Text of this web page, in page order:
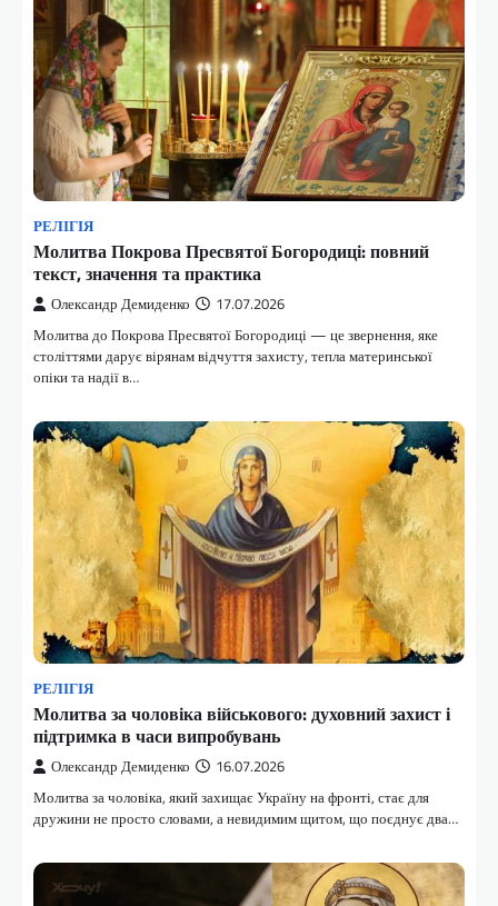
РЕЛІГІЯ
Молитва Покрова Пресвятої Богородиці: повний
текст, значення та практика
Олександр Демиденко 17.07.2026
Молитва до Покрова Пресвятої Богородиці — це звернення, яке
століттями дарує вірянам відчуття захисту, тепла материнської
опіки та надії в…
РЕЛІГІЯ
Молитва за чоловіка військового: духовний захист і
підтримка в часи випробувань
Олександр Демиденко 16.07.2026
Молитва за чоловіка, який захищає Україну на фронті, стає для
дружини не просто словами, а невидимим щитом, що поєднує два…